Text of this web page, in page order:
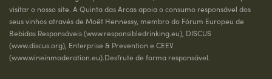
visitar o nosso site. A Quinta das Arcas apoia o consumo responsável dos
seus vinhos através de Moët Hennessy, membro do Fórum Europeu de
Bebidas Responsáveis (www.responsibledrinking.eu), DISCUS
(www.discus.org), Enterprise & Prevention e CEEV
(www.wineinmoderation.eu).Desfrute de forma responsável.